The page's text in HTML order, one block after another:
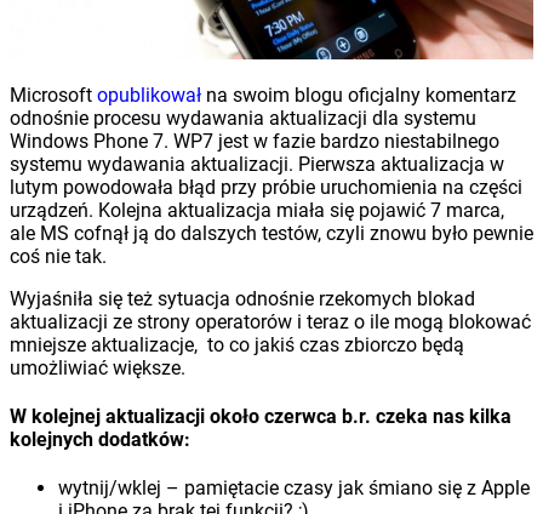
Microsoft opublikował na swoim blogu oficjalny komentarz
odnośnie procesu wydawania aktualizacji dla systemu
Windows Phone 7. WP7 jest w fazie bardzo niestabilnego
systemu wydawania aktualizacji. Pierwsza aktualizacja w
lutym powodowała błąd przy próbie uruchomienia na części
urządzeń. Kolejna aktualizacja miała się pojawić 7 marca,
ale MS cofnął ją do dalszych testów, czyli znowu było pewnie
coś nie tak.
Wyjaśniła się też sytuacja odnośnie rzekomych blokad
aktualizacji ze strony operatorów i teraz o ile mogą blokować
mniejsze aktualizacje, to co jakiś czas zbiorczo będą
umożliwiać większe.
W kolejnej aktualizacji około czerwca b.r. czeka nas kilka
kolejnych dodatków:
wytnij/wklej – pamiętacie czasy jak śmiano się z Apple